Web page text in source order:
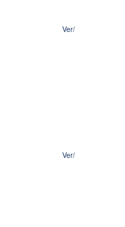
Ver/
Ver/